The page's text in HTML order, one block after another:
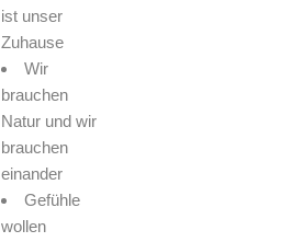
ist unser
Zuhause
Wir
brauchen
Natur und wir
brauchen
einander
Gefühle
wollen